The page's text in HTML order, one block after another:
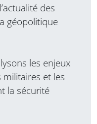
des
géopolitique
les enjeux
et les
la sécurité